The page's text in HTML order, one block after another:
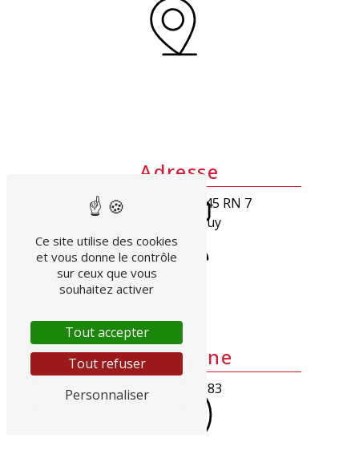
Adresse
GGE CITROEN, 145 RN 7
83490 Le Muy
Téléphone
04 94 56 83 83
Ce site utilise des cookies
et vous donne le contrôle
sur ceux que vous
souhaitez activer
Tout accepter
Tout refuser
Personnaliser